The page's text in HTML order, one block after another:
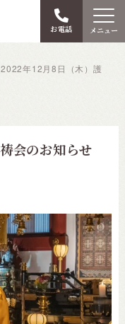
お電話 メニュー
2022年12月8日（木）護
会のお知らせ